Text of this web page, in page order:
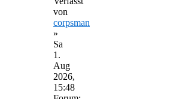
von
corpsman
»
Sa
1.
Aug
2026,
15:48